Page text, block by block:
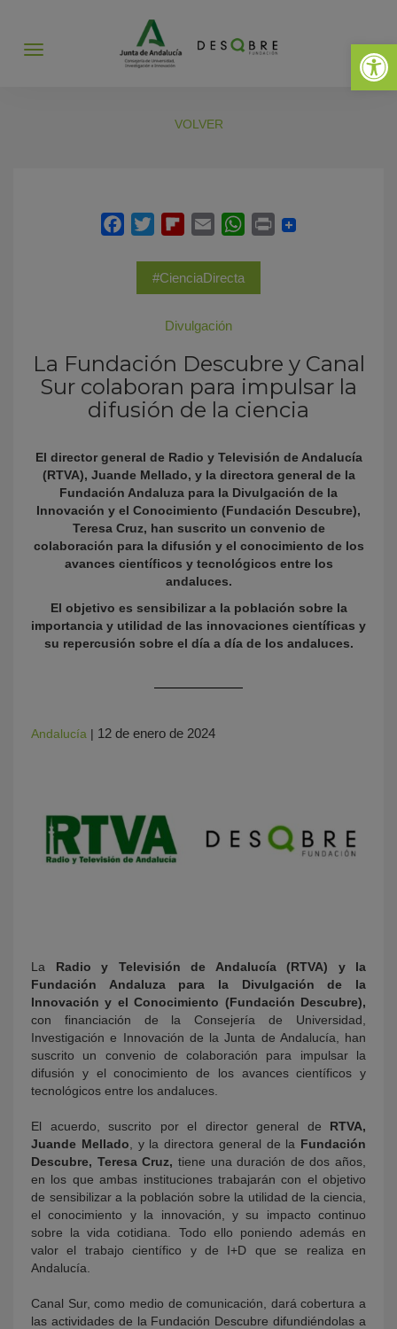
Abrir
Abrir
VOLVER
#CienciaDirecta
Divulgación
La Fundación Descubre y Canal
Sur colaboran para impulsar la
difusión de la ciencia
El director general de Radio y Televisión de Andalucía
(RTVA), Juande Mellado, y la directora general de la
Fundación Andaluza para la Divulgación de la
Innovación y el Conocimiento (Fundación Descubre),
Teresa Cruz, han suscrito un convenio de
colaboración para la difusión y el conocimiento de los
avances científicos y tecnológicos entre los
andaluces.
El objetivo es sensibilizar a la población sobre la
importancia y utilidad de las innovaciones científicas y
su repercusión sobre el día a día de los andaluces.
Andalucía | 12 de enero de 2024
La Radio y Televisión de Andalucía (RTVA) y la
Fundación Andaluza para la Divulgación de la
Innovación y el Conocimiento (Fundación Descubre),
con financiación de la Consejería de Universidad,
Investigación e Innovación de la Junta de Andalucía, han
suscrito un convenio de colaboración para impulsar la
difusión y el conocimiento de los avances científicos y
tecnológicos entre los andaluces.
El acuerdo, suscrito por el director general de RTVA,
Juande Mellado , y la directora general de la Fundación
Descubre, Teresa Cruz, tiene una duración de dos años,
en los que ambas instituciones trabajarán con el objetivo
de sensibilizar a la población sobre la utilidad de la ciencia,
el conocimiento y la innovación, y su impacto continuo
sobre la vida cotidiana. Todo ello poniendo además en
valor el trabajo científico y de I+D que se realiza en
Andalucía.
Canal Sur, como medio de comunicación, dará cobertura a
las actividades de la Fundación Descubre difundiéndolas a